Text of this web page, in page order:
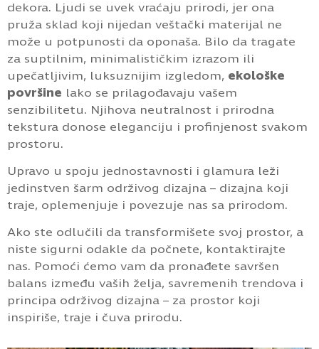
dekora. Ljudi se uvek vraćaju prirodi, jer ona
pruža sklad koji nijedan veštački materijal ne
može u potpunosti da oponaša. Bilo da tragate
za suptilnim, minimalističkim izrazom ili
upečatljivim, luksuznijim izgledom, ekološke
površine lako se prilagođavaju vašem
senzibilitetu. Njihova neutralnost i prirodna
tekstura donose eleganciju i profinjenost svakom
prostoru.
Upravo u spoju jednostavnosti i glamura leži
jedinstven šarm održivog dizajna – dizajna koji
traje, oplemenjuje i povezuje nas sa prirodom.
Ako ste odlučili da transformišete svoj prostor, a
niste sigurni odakle da počnete, kontaktirajte
nas. Pomoći ćemo vam da pronađete savršen
balans između vaših želja, savremenih trendova i
principa održivog dizajna – za prostor koji
inspiriše, traje i čuva prirodu.